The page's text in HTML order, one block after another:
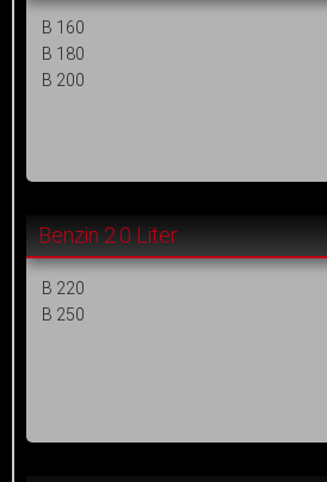
B 160
B 180
B 200
Benzin 2.0 Liter
B 220
B 250